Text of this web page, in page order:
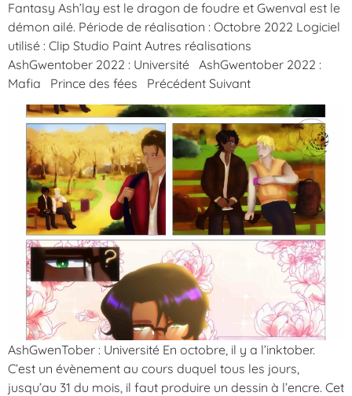
Fantasy Ash’lay est le dragon de foudre et Gwenval est le
démon ailé. Période de réalisation : Octobre 2022 Logiciel
utilisé : Clip Studio Paint Autres réalisations
AshGwentober 2022 : Université AshGwentober 2022 :
Mafia Prince des fées Précédent Suivant
AshGwenTober : Université En octobre, il y a l’inktober.
C’est un évènement au cours duquel tous les jours,
jusqu’au 31 du mois, il faut produire un dessin à l’encre. Cet